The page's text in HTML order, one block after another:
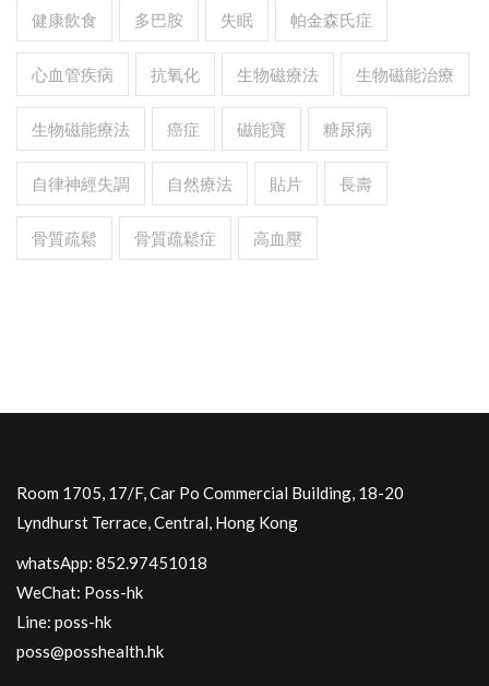
健康飲食 多巴胺 失眠 帕金森氏症
心血管疾病 抗氧化 生物磁療法 生物磁能治療
生物磁能療法 癌症 磁能寶 糖尿病
自律神經失調 自然療法 貼片 長壽
骨質疏鬆 骨質疏鬆症 高血壓
Room 1705, 17/F, Car Po Commercial Building, 18-20
Lyndhurst Terrace, Central, Hong Kong
whatsApp: 852.97451018
WeChat: Poss-hk
Line: poss-hk
poss@posshealth.hk